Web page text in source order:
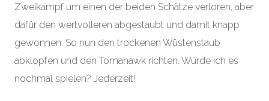
Zweikampf um einen der beiden Schätze verloren, aber
dafür den wertvolleren abgestaubt und damit knapp
gewonnen. So nun den trockenen Wüstenstaub
abklopfen und den Tomahawk richten. Würde ich es
nochmal spielen? Jederzeit!